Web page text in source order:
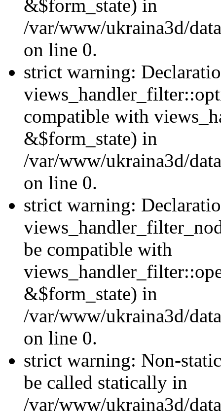
&$form_state) in
/var/www/ukraina3d/
on line 0.
strict warning:
compatible with
&$form_state) in
/var/www/ukraina3d/
on line 0.
strict warning:
be compatible with
&$form_state) in
/var/www/ukraina3d/
on line 0.
strict warning: Non-
be called statically in
/var/www/ukraina3d/